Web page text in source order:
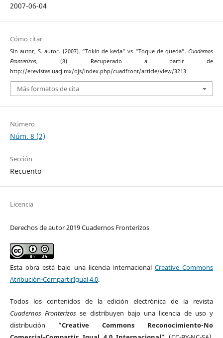
2007-06-04
Cómo citar
Sin autor, S. autor. (2007). “Tokín de keda” vs “Toque de queda”.Cuadernos
Fronterizos, (8). Recuperado a partir de
http://erevistas.uacj.mx/ojs/index.php/cuadfront/article/view/3213
Más formatos de cita
Número
Núm. 8 (2)
Sección
Recuento
Licencia
Derechos de autor 2019 Cuadernos Fronterizos
Esta obra está bajo una licencia internacional Creative Commons
Atribución-CompartirIgual 4.0.
Todos los contenidos de la edición electrónica de la revista
Cuadernos Fronterizos se distribuyen bajo una licencia de uso y
distribución “Creative Commons Reconocimiento-No